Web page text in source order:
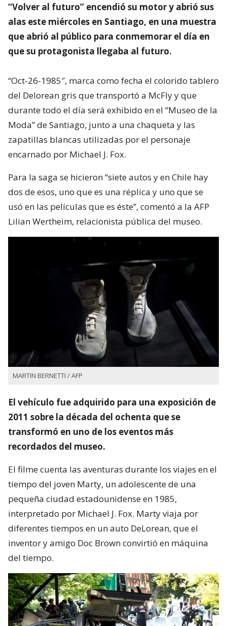
“Volver al futuro” encendió su motor y abrió sus
alas este miércoles en Santiago, en una muestra
que abrió al público para conmemorar el día en
que su protagonista llegaba al futuro.
“Oct-26-1985″, marca como fecha el colorido tablero
del Delorean gris que transportó a McFly y que
durante todo el día será exhibido en el “Museo de la
Moda” de Santiago, junto a una chaqueta y las
zapatillas blancas utilizadas por el personaje
encarnado por Michael J. Fox.
Para la saga se hicieron “siete autos y en Chile hay
dos de esos, uno que es una réplica y uno que se
usó en las películas que es éste”, comentó a la AFP
Lilian Wertheim, relacionista pública del museo.
MARTIN BERNETTI / AFP
El vehículo fue adquirido para una exposición de
2011 sobre la década del ochenta que se
transformó en uno de los eventos más
recordados del museo.
El filme cuenta las aventuras durante los viajes en el
tiempo del joven Marty, un adolescente de una
pequeña ciudad estadounidense en 1985,
interpretado por Michael J. Fox. Marty viaja por
diferentes tiempos en un auto DeLorean, que el
inventor y amigo Doc Brown convirtió en máquina
del tiempo.